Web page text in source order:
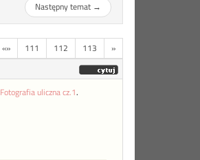
Następny temat→
«» 111 112 113 »
Fotografia uliczna cz.1.